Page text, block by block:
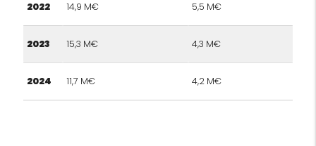
2022 14,9 M€ 5,5 M€
2023 15,3 M€ 4,3 M€
2024 11,7 M€ 4,2 M€